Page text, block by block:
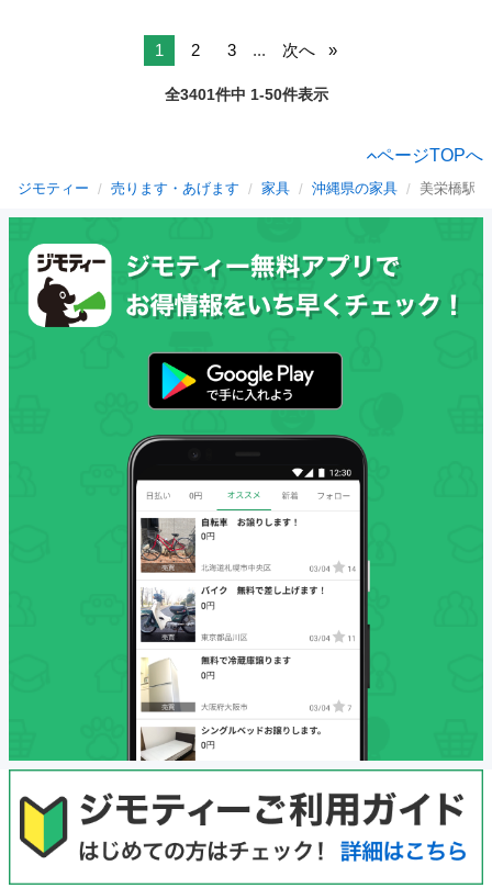
1 2 3 ... 次へ
全3401件中 1-50件表示
ページTOPへ
ジモティー 売ります・あげます 家具 沖縄県の家具 美栄橋駅